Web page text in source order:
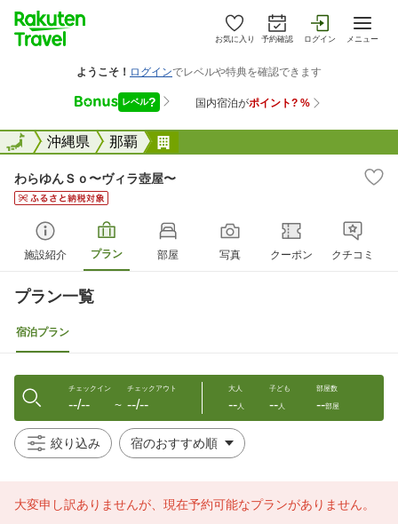
お気に入り 予約確認 ログイン メニュー
全国沖縄県 那覇
全国
わらゆんＳｏ〜ヴィラ壺屋〜
施設紹介 プラン 部屋 写真 クーポン クチコミ
プラン一覧
宿泊プラン
チェックイン
--/-- 〜
チェックアウト
--/--
大人
--人
子ども
--人
部屋数
--部屋
絞り込み
大変申し訳ありませんが、現在予約可能なプランがありません。